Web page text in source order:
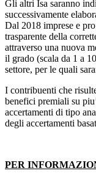
Gli altri Isa saranno
successivamente
Dal 2018 imprese e
trasparente della
attraverso una nuova
il grado (scala da 1 a
settore, per le quali
I contribuenti che
benefici premiali su
accertamenti di tipo
degli accertamenti
PER